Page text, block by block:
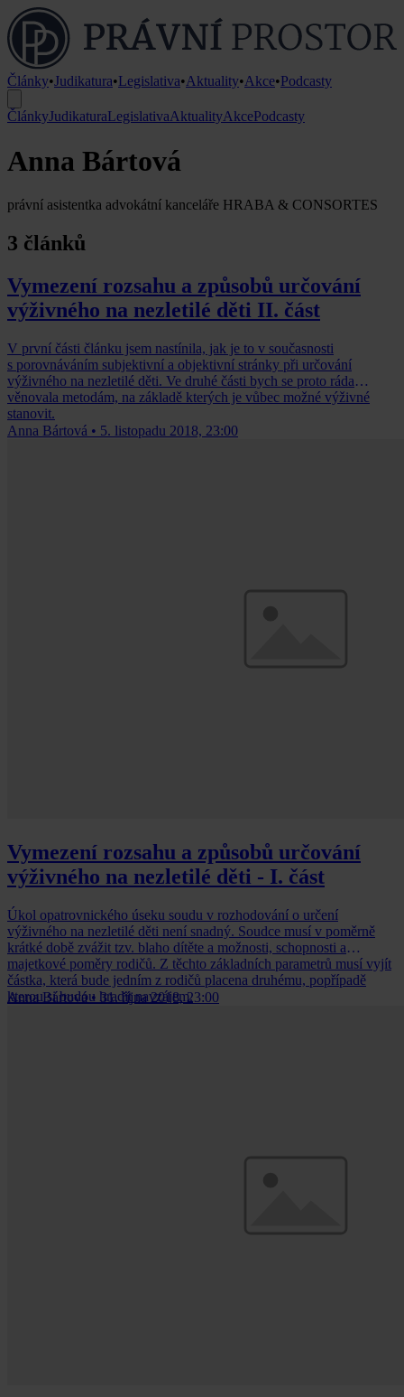
Články•Judikatura•Legislativa•Aktuality•Akce•Podcasty
ČlánkyJudikaturaLegislativaAktualityAkcePodcasty
Anna Bártová
právní asistentka advokátní kanceláře HRABA & CONSORTES
3 článků
Vymezení rozsahu a způsobů určování
výživného na nezletilé děti II. část
V první části článku jsem nastínila, jak je to v současnosti
s porovnáváním subjektivní a objektivní stránky při určování
výživného na nezletilé děti. Ve druhé části bych se proto ráda
věnovala metodám, na základě kterých je vůbec možné výživné
stanovit.
Anna Bártová • 5. listopadu 2018, 23:00
Vymezení rozsahu a způsobů určování
výživného na nezletilé děti - I. část
Úkol opatrovnického úseku soudu v rozhodování o určení
výživného na nezletilé děti není snadný. Soudce musí v poměrně
krátké době zvážit tzv. blaho dítěte a možnosti, schopnosti a
majetkové poměry rodičů. Z těchto základních parametrů musí vyjít
částka, která bude jedním z rodičů placena druhému, popřípadě
kterou si budou hradit navzájem.
Anna Bártová • 31. října 2018, 23:00